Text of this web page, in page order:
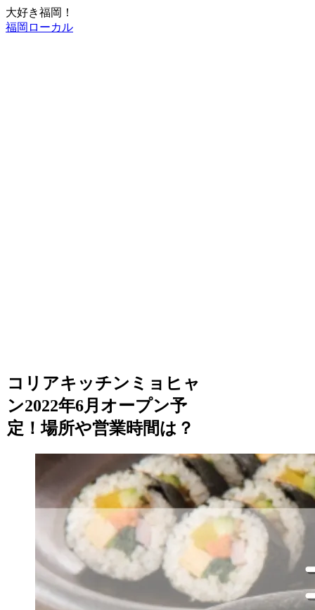
大好き福岡！
福岡ローカル
コリアキッチンミョヒャ
ン2022年6月オープン予
定！場所や営業時間は？